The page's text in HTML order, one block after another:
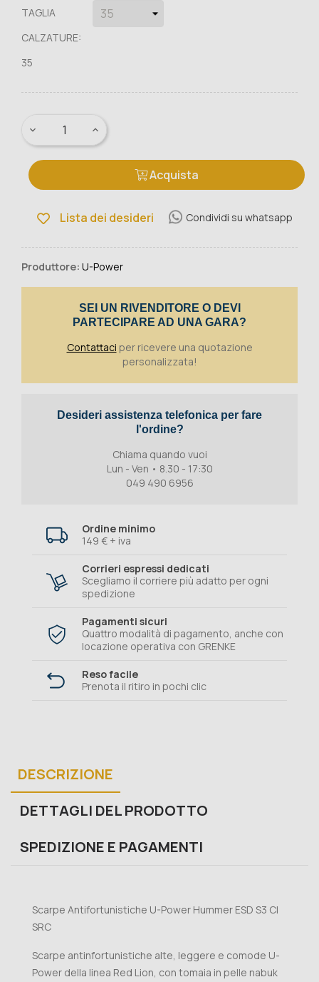
TAGLIA
CALZATURE:
35
Acquista
Lista dei desideri Condividi su whatsapp
Produttore: U-Power
SEI UN RIVENDITORE O DEVI
PARTECIPARE AD UNA GARA?
Contattaci per ricevere una quotazione
personalizzata!
Desideri assistenza telefonica per fare
l'ordine?
Chiama quando vuoi
Lun - Ven • 8.30 - 17:30
049 490 6956
Ordine minimo
149 € + iva
Corrieri espressi dedicati
Scegliamo il corriere più adatto per ogni
spedizione
Pagamenti sicuri
Quattro modalità di pagamento, anche con
locazione operativa con GRENKE
Reso facile
Prenota il ritiro in pochi clic
DESCRIZIONE
DETTAGLI DEL PRODOTTO
SPEDIZIONE E PAGAMENTI
Scarpe Antifortunistiche U-Power Hummer ESD S3 CI
SRC
Scarpe antinfortunistiche alte, leggere e comode U-
Power della linea Red Lion, con tomaia in pelle nabuk